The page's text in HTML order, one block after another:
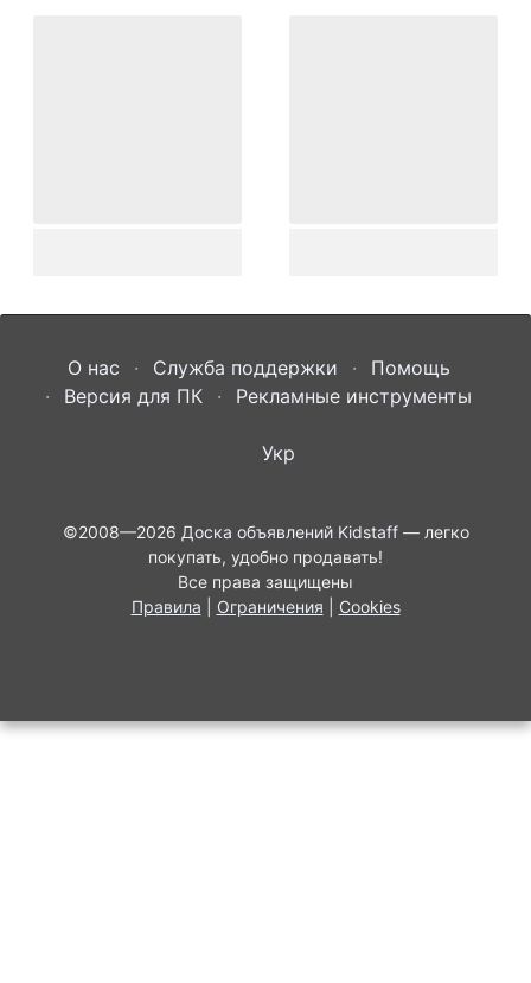
О нас Служба поддержки
Помощь
Версия для ПК
Рекламные инструменты
Укр
©2008—2026 Доска объявлений Kidstaff— легко
покупать, удобно продавать!
Все права защищены
Правила
Ограничения Cookies